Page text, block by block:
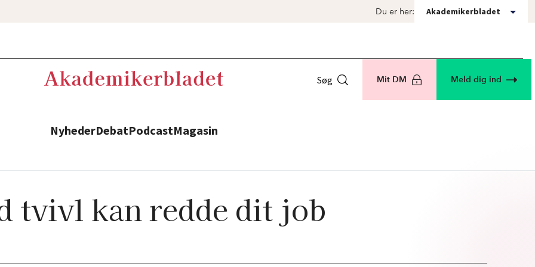
Du er her: Akademikerbladet
NyhederDebatPodcastMagasin
Søg Mit DM Meld dig ind
tvivl kan redde dit job